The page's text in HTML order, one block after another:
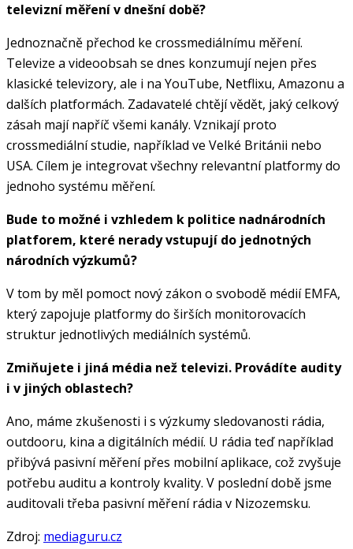
televizní měření v dnešní době?
Jednoznačně přechod ke crossmediálnímu měření.
Televize a videoobsah se dnes konzumují nejen přes
klasické televizory, ale i na YouTube, Netflixu, Amazonu a
dalších platformách. Zadavatelé chtějí vědět, jaký celkový
zásah mají napříč všemi kanály. Vznikají proto
crossmediální studie, například ve Velké Británii nebo
USA. Cílem je integrovat všechny relevantní platformy do
jednoho systému měření.
Bude to možné i vzhledem k politice nadnárodních
platforem, které nerady vstupují do jednotných
národních výzkumů?
V tom by měl pomoct nový zákon o svobodě médií EMFA,
který zapojuje platformy do širších monitorovacích
struktur jednotlivých mediálních systémů.
Zmiňujete i jiná média než televizi. Provádíte audity
i v jiných oblastech?
Ano, máme zkušenosti i s výzkumy sledovanosti rádia,
outdooru, kina a digitálních médií. U rádia teď například
přibývá pasivní měření přes mobilní aplikace, což zvyšuje
potřebu auditu a kontroly kvality. V poslední době jsme
auditovali třeba pasivní měření rádia v Nizozemsku.
Zdroj: mediaguru.cz